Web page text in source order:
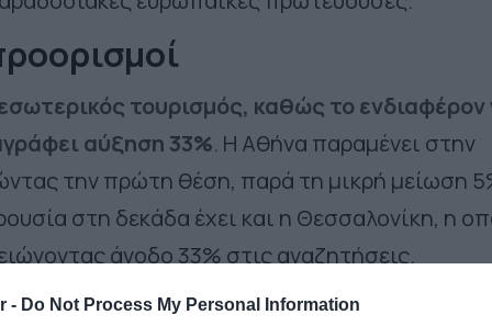
- Do Not Process My Personal Information
τουρισμός, καθώς το ενδιαφέρον
αύξηση 33%. Η Αθήνα παραμένει στην
την πρώτη θέση, παρά τη μικρή μείωση
στη δεκάδα έχει και η Θεσσαλονίκη, η
άνοδο 33% στις αναζητήσεις.
δέκα δημοφιλέστερους προορισμούς